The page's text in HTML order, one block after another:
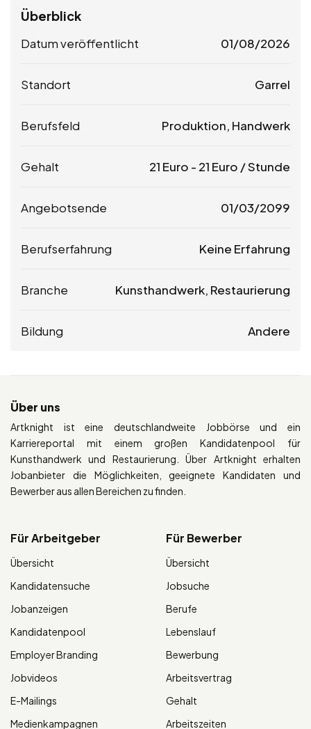
Überblick
Datum veröffentlicht 01/08/2026
Standort Garrel
Berufsfeld Produktion, Handwerk
Gehalt 21 Euro - 21 Euro / Stunde
Angebotsende 01/03/2099
Berufserfahrung Keine Erfahrung
Branche Kunsthandwerk, Restaurierung
Bildung Andere
Über uns
Artknight ist eine deutschlandweite Jobbörse und ein
Karriereportal mit einem großen Kandidatenpool für
Kunsthandwerk und Restaurierung. Über Artknight erhalten
Jobanbieter die Möglichkeiten, geeignete Kandidaten und
Bewerber aus allen Bereichen zu finden.
Für Arbeitgeber
Übersicht
Kandidatensuche
Jobanzeigen
Kandidatenpool
Employer Branding
Jobvideos
E-Mailings
Medienkampagnen
Für Bewerber
Übersicht
Jobsuche
Berufe
Lebenslauf
Bewerbung
Arbeitsvertrag
Gehalt
Arbeitszeiten